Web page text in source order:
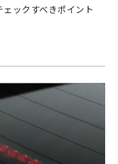
ックすべきポイント